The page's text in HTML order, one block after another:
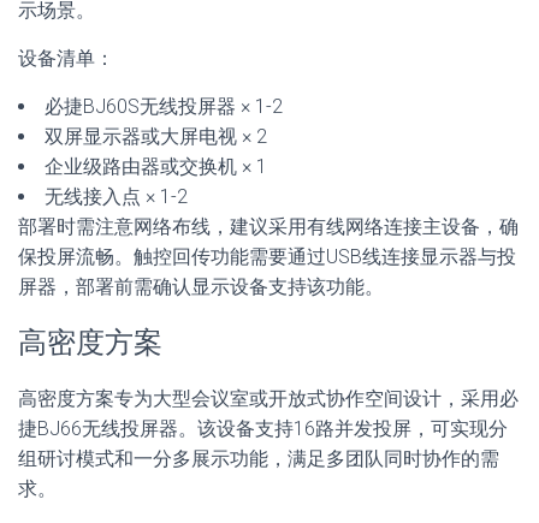
示场景。
设备清单：
必捷BJ60S无线投屏器 × 1-2
双屏显示器或大屏电视 × 2
企业级路由器或交换机 × 1
无线接入点 × 1-2
部署时需注意网络布线，建议采用有线网络连接主设备，确
保投屏流畅。触控回传功能需要通过USB线连接显示器与投
屏器，部署前需确认显示设备支持该功能。
高密度方案
高密度方案专为大型会议室或开放式协作空间设计，采用必
捷BJ66无线投屏器。该设备支持16路并发投屏，可实现分
组研讨模式和一分多展示功能，满足多团队同时协作的需
求。